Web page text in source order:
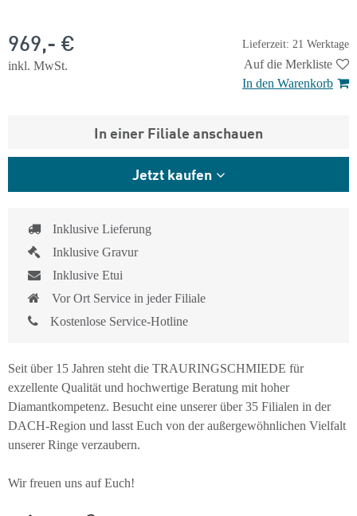
Lieferzeit: 21 Werktage
969,- €
inkl. MwSt.
Auf die Merkliste
In den Warenkorb
In einer Filiale anschauen
Jetzt kaufen
Inklusive Lieferung
Inklusive Gravur
Inklusive Etui
Vor Ort Service in jeder Filiale
Kostenlose Service-Hotline
Seit über 15 Jahren steht die TRAURINGSCHMIEDE für
exzellente Qualität und hochwertige Beratung mit hoher
Diamantkompetenz. Besucht eine unserer über 35 Filialen in der
DACH-Region und lasst Euch von der außergewöhnlichen Vielfalt
unserer Ringe verzaubern.
Wir freuen uns auf Euch!